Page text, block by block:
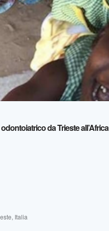
da Trieste all’Africa
Italia